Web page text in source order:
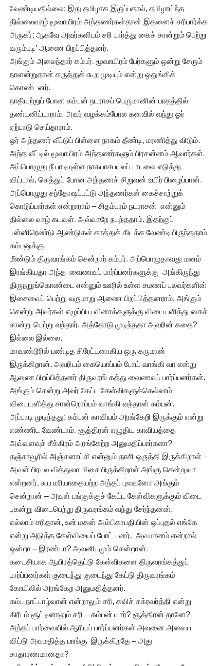
வேண்டியதில்லை; இது தமிழாக இருப்பதால், தமிழாய்ந்த
தில்லைவாழ் மூவாயிரம் அந்தணர்கள்தான் இதனைச் சரிபார்க்க
அருகர்; ஆகவே அவர்களிடம் சரி பார்த்து கைச் சான்றும் பெற்று
வரும்படி’ ஆணை பிறப்பித்தனர்.
அங்கும் அலைந்தார் கம்பர். மூவாயிரம் பேர்களும் ஒன்று சேரும்
நாளன்றுதான் கருத்துக் கூற முடியும் என்று ஒதுங்கிக்
கொண்டனர்.
நாதியற்றுப் போன கம்பன் நடராசப் பெருமானின் பாதத்தில்
தண்டனிட்டாராம். அவர் வழக்கம்போல கனவில் வந்து ஓர்
ஏற்பாடு செய்தாராம்.
ஓர் அந்தணர் வீட்டுப் பிள்ளை நாகம் தீண்டி, மரணித்து விடும்.
அந்த வீட்டில் மூவாயிரம் அந்தணர்களும் பிரசன்னம் ஆவார்கள்.
அப்பொழுது நீ பாடியுள்ள நாகபாசபடலப் பாடலை எடுத்து
விட்டால், செத்துப் போன அந்தணச் சிறுவன் உயிர் பிழைப்பான்.
அப்பொழுது சந்தோஷப்பட்டு அந்தணர்கள் கைச்சாற்றுக்
கொடுப்பார்கள் என்றாராம் – சிதம்பரம் நடராசன் என்னும்
தில்லை வாழ் கடவுள். அவ்வாறே நடந்ததாம். இதற்குப்
பன்னிரெண்டு ஆண்டுகள் காத்துக் கிடக்க வேண்டியிருந்ததாம்
கம்பனுக்கு.
மீண்டும் திருவரங்கம் சென்றார் கம்பர். அப்பொழுதாவது மனம்
இரங்கியதா அந்த வைணவப் பார்ப்பனர்களுக்கு அங்கிருந்து
திருநறுங்கொண்டை என்னும் ஊரில் உள்ள சமணப் புலவர்களின்
இசைவைப் பெற்று வருமாறு ஆணை பிறப்பித்தனராம். அங்கும்
சென்று அவர்கள் எழுப்பிய வினாக்களுக்கு விடையளித்து கைச்
சான்று பெற்று வந்தார். அத்தோடு முடிந்ததா அவரின் கதை?
இல்லை இல்லை.
மாவண்டூரில் பண்டித சிரேட்டனாகிய ஒரு கருமான்
இருக்கிறான். அவரிடம் கையொப்பம் போய் வாங்கி வா என்று
ஆணை பிறப்பித்தனர் திருவரங் கத்து வைணவப் பார்ப்பனர்கள்.
அங்கும் சென்று அவர் கேட்ட கேள்விகளுக்கெல்லாம்
விடையளித்து சான்றொப்பம் வாங்கி வந்தான் கம்பன்.
அப்பாடி முடிந்தது: கம்பன் காவியம் அரங்கேறி இருக்கும் என்று
எண்ணிட வேண்டாம். சூத்திரன் எழுதிய காவியத்தை
அவ்வளவுச் சீக்கிரம் அரங்கேற்ற அனுமதிப்பார்களா?
தஞ்சாவூரில் அஞ்சனாட்சி என்னும் தாசி ஒருத்தி இருக்கிறாள் –
அவள் பிரபல வித்துவா மிசையிருக்கிறாள் அங்கு சென்றுவா
என்றனர், சுய மரியாதையற்ற அந்தப் புலவனோ அங்கும்
சென்றான் – அவள் பங்குக்குச் கேட்ட கேள்விகளுக்கும் விடை
புகன்று விடைபெற்று திருவரங்கம் வந்து சேர்ந்தனன்.
எல்லாம் சரிதான், உன் மகன் அம்பிகாபதியின் ஒப்புதல் எங்கே
என்று அடுத்த கேள்வியைப் போட் டனர். அவமானம் என்றால்
ஒன்றா – இரண்டா? அவனிடமும் சென்றான்.
கடைசியாக ஆயிரத்தெட்டு கேள்விகளை திருவரங்கத்துப்
பார்ப்பனர்கள் குடைந்து குடைந்து கேட்டு திருவரங்கம்
கோயிலில் அரங்கேற அனுமதித்தனர்.
கம்ப நாட்டாழ்வான் என்றாலும் சரி, கவிச் சக்ரவர்த்தி என்று
கிரீடம் சூட்டினாலும் சரி – கம்பன் யார்? சூத்திரன் தானே?
அந்தப் பார்வையில் ஆரியப் பார்ப்பனர்கள் அவனை அலைய
விட்டு அவமதித்த பாங்கு இருக்கிறதே – அது
சாதாரணமானதா?